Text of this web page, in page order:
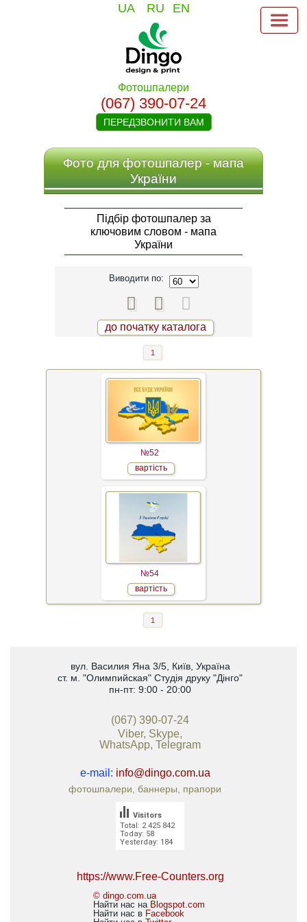
UA RU EN
Фотошпалери
(067) 390-07-24
ПЕРЕДЗВОНИТИ ВАМ
Фото для фотошпалер - мапа
України
Підбір фотошпалер за
ключовим словом - мапа
України
Виводити по:
  
до початку каталога
1
№52
вартість
№54
вартість
1
вул. Василия Яна 3/5, Київ, Україна
ст. м. "Олимпийская" Студія друку "Дінго"
пн-пт: 9:00 - 20:00
(067) 390-07-24
Viber, Skype,
WhatsApp, Telegram
e-mail: info@dingo.com.ua
фотошпалери, баннеры, прапори
Total: 2 425 842
Today: 58
Yesterday: 184
Visitors
https://www.Free-Counters.org
© dingo.com.ua
Найти нас на Blogspot.com
Найти нас в Facebook